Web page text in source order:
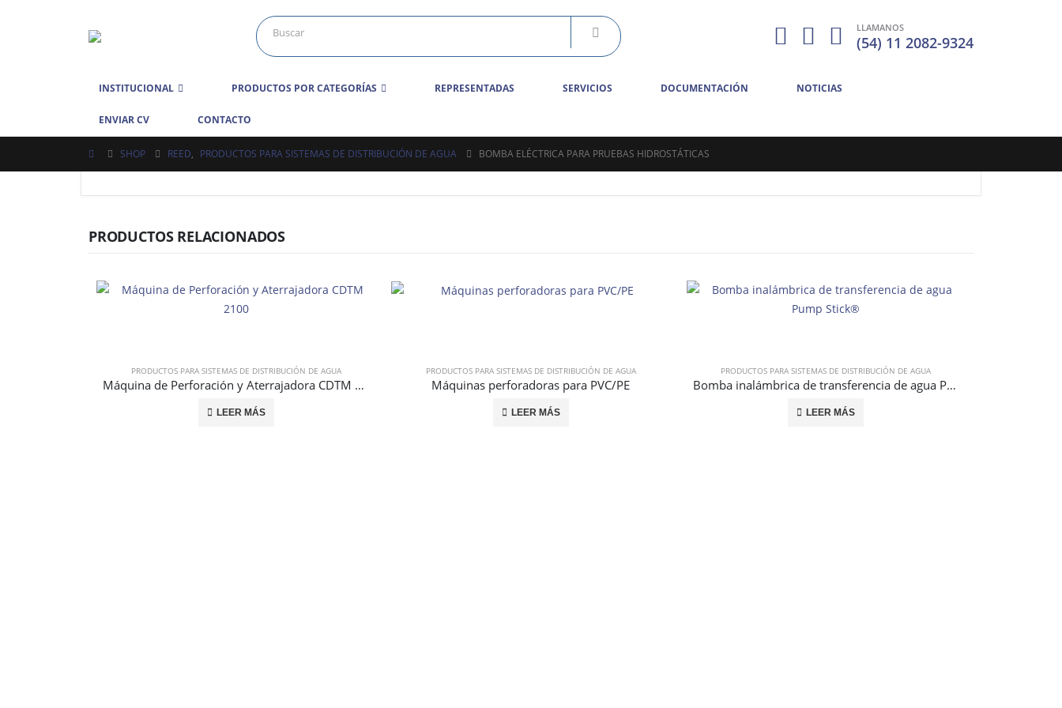
LLAMANOS
(54) 11 2082-9324
INSTITUCIONAL PRODUCTOS POR CATEGORÍAS REPRESENTADAS SERVICIOS DOCUMENTACIÓN NOTICIAS
ENVIAR CV CONTACTO
SHOP REED, PRODUCTOS PARA SISTEMAS DE DISTRIBUCIÓN DE AGUA BOMBA ELÉCTRICA PARA PRUEBAS HIDROSTÁTICAS
PRODUCTOS RELACIONADOS
PRODUCTOS PARA SISTEMAS DE DISTRIBUCIÓN DE AGUA
Máquina de Perforación y Aterrajadora CDTM 2100
LEER MÁS
PRODUCTOS PARA SISTEMAS DE DISTRIBUCIÓN DE AGUA
Máquinas perforadoras para PVC/PE
LEER MÁS
PRODUCTOS PARA SISTEMAS DE DISTRIBUCIÓN DE AGUA
Bomba inalámbrica de transferencia de agua Pump Stick®
LEER MÁS